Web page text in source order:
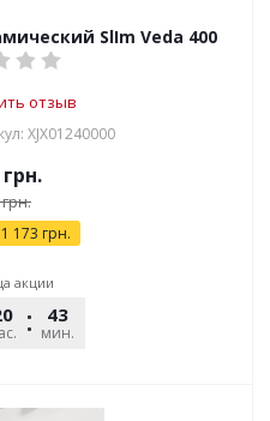
SlIm Veda 400
отзыв
XJX01240000
грн.
грн.
1 173 грн.
акции
43
мин.